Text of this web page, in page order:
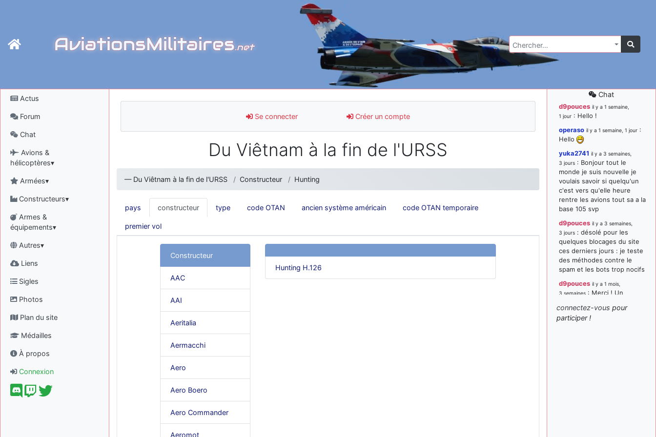
AviationsMilitaires.net Chercher…
Actus
Forum
Chat
Avions &
hélicoptères▾
Armées▾
Constructeurs▾
Armes &
équipements▾
Autres▾
Liens
Sigles
Photos
Plan du site
Médailles
À propos
Connexion
Se connecter Créer un compte
Du Viêtnam à la fin de l'URSS
— Du Viêtnam à la fin de l'URSS Constructeur Hunting
pays constructeur type code OTAN ancien système américain code OTAN temporaire
premier vol
Constructeur
AAC
AAI
Aeritalia
Aermacchi
Aero
Aero Boero
Aero Commander
Aeromot
Hunting H.126
Chat
d9pouces il y a 1 semaine,
1 jour : Hello !
operaso il y a 1 semaine, 1 jour :
Hello
yuka2741 il y a 3 semaines,
3 jours : Bonjour tout le
monde je suis nouvelle je
voulais savoir si quelqu'un
c'est vers qu'elle heure
rentre les avions tout sa a la
base 105 svp
d9pouces il y a 3 semaines,
3 jours : désolé pour les
quelques blocages du site
ces derniers jours : je teste
des méthodes contre le
spam et les bots trop nocifs
d9pouces il y a 1 mois,
3 semaines : Merci ! Un
paxwax il y a 1 mois, 3 semaines
connectez-vous pour
participer !